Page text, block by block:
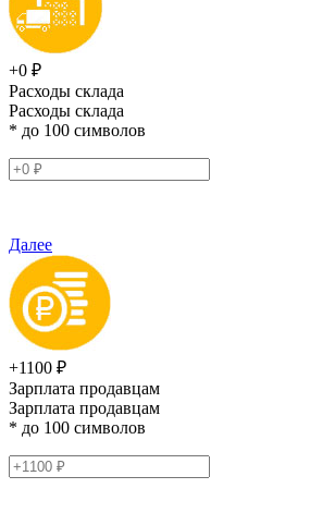
+0 ₽
Расходы склада
Расходы склада
* до 100 символов
Далее
+1100 ₽
Зарплата продавцам
Зарплата продавцам
* до 100 символов